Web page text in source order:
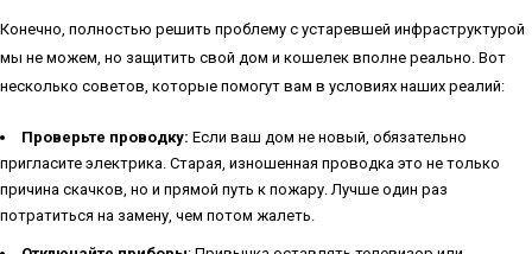
Конечно, полностью решить проблему с устаревшей инфраструктурой
мы не можем, но защитить свой дом и кошелек вполне реально. Вот
несколько советов, которые помогут вам в условиях наших реалий:
Проверьте проводку: Если ваш дом не новый, обязательно
пригласите электрика. Старая, изношенная проводка это не только
причина скачков, но и прямой путь к пожару. Лучше один раз
потратиться на замену, чем потом жалеть.